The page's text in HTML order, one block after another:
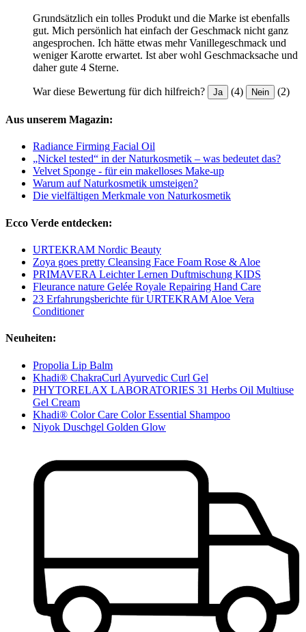
Grundsätzlich ein tolles Produkt und die Marke ist ebenfalls
gut. Mich persönlich hat einfach der Geschmack nicht ganz
angesprochen. Ich hätte etwas mehr Vanillegeschmack und
weniger Karotte erwartet. Ist aber wohl Geschmacksache und
daher gute 4 Sterne.
War diese Bewertung für dich hilfreich? Ja (4) Nein (2)
Aus unserem Magazin:
Radiance Firming Facial Oil
„Nickel tested“ in der Naturkosmetik – was bedeutet das?
Velvet Sponge - für ein makelloses Make-up
Warum auf Naturkosmetik umsteigen?
Die vielfältigen Merkmale von Naturkosmetik
Ecco Verde entdecken:
URTEKRAM Nordic Beauty
Zoya goes pretty Cleansing Face Foam Rose & Aloe
PRIMAVERA Leichter Lernen Duftmischung KIDS
Fleurance nature Gelée Royale Repairing Hand Care
23 Erfahrungsberichte für URTEKRAM Aloe Vera
Conditioner
Neuheiten:
Propolia Lip Balm
Khadi® ChakraCurl Ayurvedic Curl Gel
PHYTORELAX LABORATORIES 31 Herbs Oil Multiuse
Gel Cream
Khadi® Color Care Color Essential Shampoo
Niyok Duschgel Golden Glow